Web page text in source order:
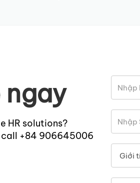
ngay
HR solutions?
+84 906645006